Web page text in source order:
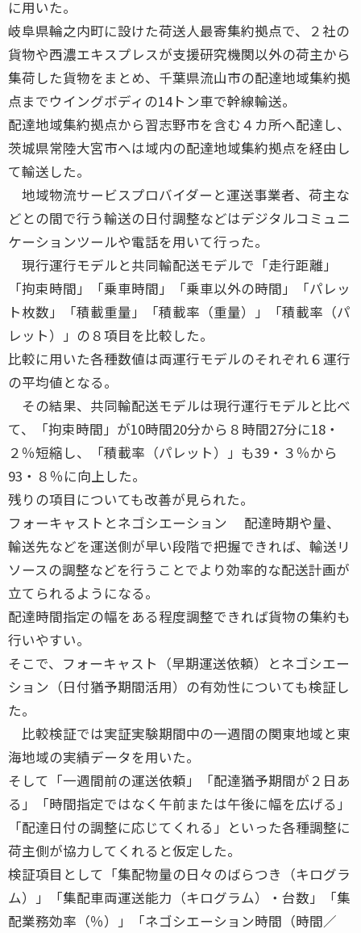
に用いた。
岐阜県輪之内町に設けた荷送人最寄集約拠点で、２社の
貨物や西濃エキスプレスが支援研究機関以外の荷主から
集荷した貨物をまとめ、千葉県流山市の配達地域集約拠
点までウイングボディの14トン車で幹線輸送。
配達地域集約拠点から習志野市を含む４カ所へ配達し、
茨城県常陸大宮市へは域内の配達地域集約拠点を経由し
て輸送した。
地域物流サービスプロバイダーと運送事業者、荷主な
どとの間で行う輸送の日付調整などはデジタルコミュニ
ケーションツールや電話を用いて行った。
現行運行モデルと共同輸配送モデルで「走行距離」
「拘束時間」「乗車時間」「乗車以外の時間」「パレッ
ト枚数」「積載重量」「積載率（重量）」「積載率（パ
レット）」の８項目を比較した。
比較に用いた各種数値は両運行モデルのそれぞれ６運行
の平均値となる。
その結果、共同輸配送モデルは現行運行モデルと比べ
て、「拘束時間」が10時間20分から８時間27分に18・
２％短縮し、「積載率（パレット）」も39・３％から
93・８％に向上した。
残りの項目についても改善が見られた。
フォーキャストとネゴシエーション 配達時期や量、
輸送先などを運送側が早い段階で把握できれば、輸送リ
ソースの調整などを行うことでより効率的な配送計画が
立てられるようになる。
配達時間指定の幅をある程度調整できれば貨物の集約も
行いやすい。
そこで、フォーキャスト（早期運送依頼）とネゴシエー
ション（日付猶予期間活用）の有効性についても検証し
た。
比較検証では実証実験期間中の一週間の関東地域と東
海地域の実績データを用いた。
そして「一週間前の運送依頼」「配達猶予期間が２日あ
る」「時間指定ではなく午前または午後に幅を広げる」
「配達日付の調整に応じてくれる」といった各種調整に
荷主側が協力してくれると仮定した。
検証項目として「集配物量の日々のばらつき（キログラ
ム）」「集配車両運送能力（キログラム）・台数」「集
配業務効率（％）」「ネゴシエーション時間（時間／